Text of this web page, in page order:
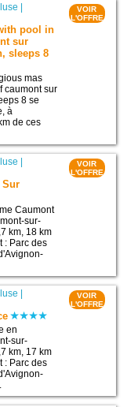
pool in
sur
sleeps 8
mas
caumont sur
8 se
à
de ces
VOIR
L'OFFRE
Sur
Caumont
sur-
km, 18 km
: Parc des
VOIR
L'OFFRE
en
sur-
km, 17 km
: Parc des
VOIR
L'OFFRE